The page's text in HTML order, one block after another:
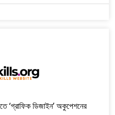
‘গ্রাফিক ডিজাইন’ অকুপেশনের